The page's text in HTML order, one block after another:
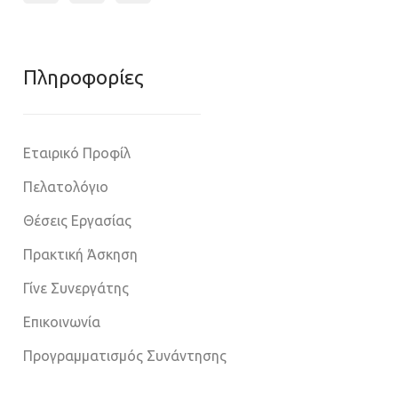
Πληροφoρίες
Εταιρικό Προφίλ
Πελατολόγιο
Θέσεις Εργασίας
Πρακτική Άσκηση
Γίνε Συνεργάτης
Επικοινωνία
Προγραμματισμός Συνάντησης